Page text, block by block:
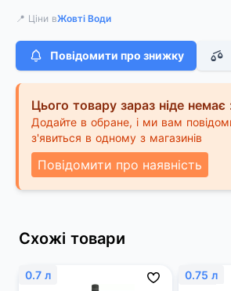
📍 Ціни вЖовті Води
Повідомити про знижку
Цього товару зараз ніде немає
Додайте в обране, і ми вам
з'явиться в одному з магазинів
Повідомити про наявність
Схожі товари
0.7 л 0.75 л